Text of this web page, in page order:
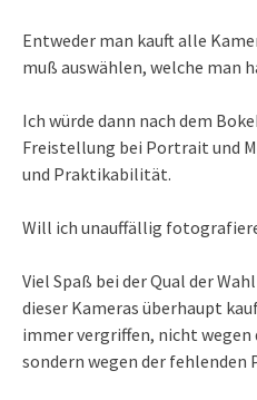
Entweder man kauft alle
muß auswählen, welche man
Ich würde dann nach dem
Freistellung bei Portrait und
und Praktikabilität.
Will ich unauffällig
Viel Spaß bei der Qual der
dieser Kameras überhaupt
immer vergriffen, nicht wegen
sondern wegen der fehlenden